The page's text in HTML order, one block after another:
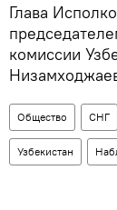
Глава
комиссии
Общество СНГ
Узбекистан